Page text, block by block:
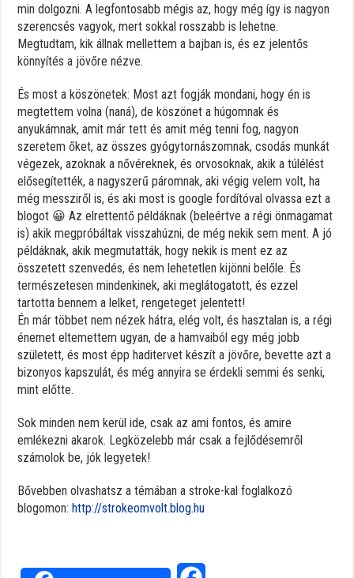
min dolgozni. A legfontosabb mégis az, hogy még így is nagyon
szerencsés vagyok, mert sokkal rosszabb is lehetne.
Megtudtam, kik állnak mellettem a bajban is, és ez jelentős
könnyítés a jövőre nézve.
És most a köszönetek: Most azt fogják mondani, hogy én is
megtettem volna (naná), de köszönet a húgomnak és
anyukámnak, amit már tett és amit még tenni fog, nagyon
szeretem őket, az összes gyógytornászomnak, csodás munkát
végezek, azoknak a nővéreknek, és orvosoknak, akik a túlélést
elősegítették, a nagyszerű páromnak, aki végig velem volt, ha
még messziről is, és aki most is google fordítóval olvassa ezt a
blogot 😀 Az elrettentő példáknak (beleértve a régi önmagamat
is) akik megpróbáltak visszahúzni, de még nekik sem ment. A jó
példáknak, akik megmutatták, hogy nekik is ment ez az
összetett szenvedés, és nem lehetetlen kijönni belőle. És
természetesen mindenkinek, aki meglátogatott, és ezzel
tartotta bennem a lelket, rengeteget jelentett!
Én már többet nem nézek hátra, elég volt, és hasztalan is, a régi
énemet eltemettem ugyan, de a hamvaiból egy még jobb
született, és most épp haditervet készít a jövőre, bevette azt a
bizonyos kapszulát, és még annyira se érdekli semmi és senki,
mint előtte.
Sok minden nem kerül ide, csak az ami fontos, és amire
emlékezni akarok. Legközelebb már csak a fejlődésemről
számolok be, jók legyetek!
Bővebben olvashatsz a témában a stroke-kal foglalkozó
blogomon:http://strokeomvolt.blog.hu